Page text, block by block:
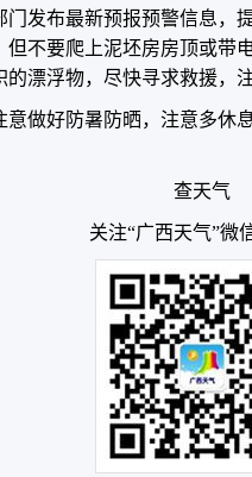
门发布最新预报预警信息，
但不要爬上泥坯房房顶或带
的漂浮物，尽快寻求救援，
意做好防暑防晒，注意多休
查天气
关注“广西天气”微